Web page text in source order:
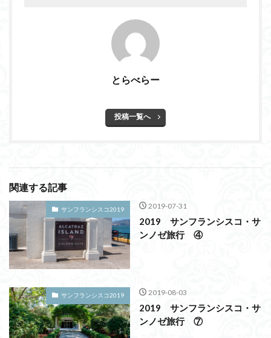
とらべらー
投稿一覧へ
関連する記事
サンフランシスコ2019 2019-07-31
2019 サンフランシスコ・サ
ンノゼ旅行 ④
サンフランシスコ2019 2019-08-03
2019 サンフランシスコ・サ
ンノゼ旅行 ⑦